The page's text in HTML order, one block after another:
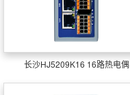
长沙HJ5209K16 16路热电偶